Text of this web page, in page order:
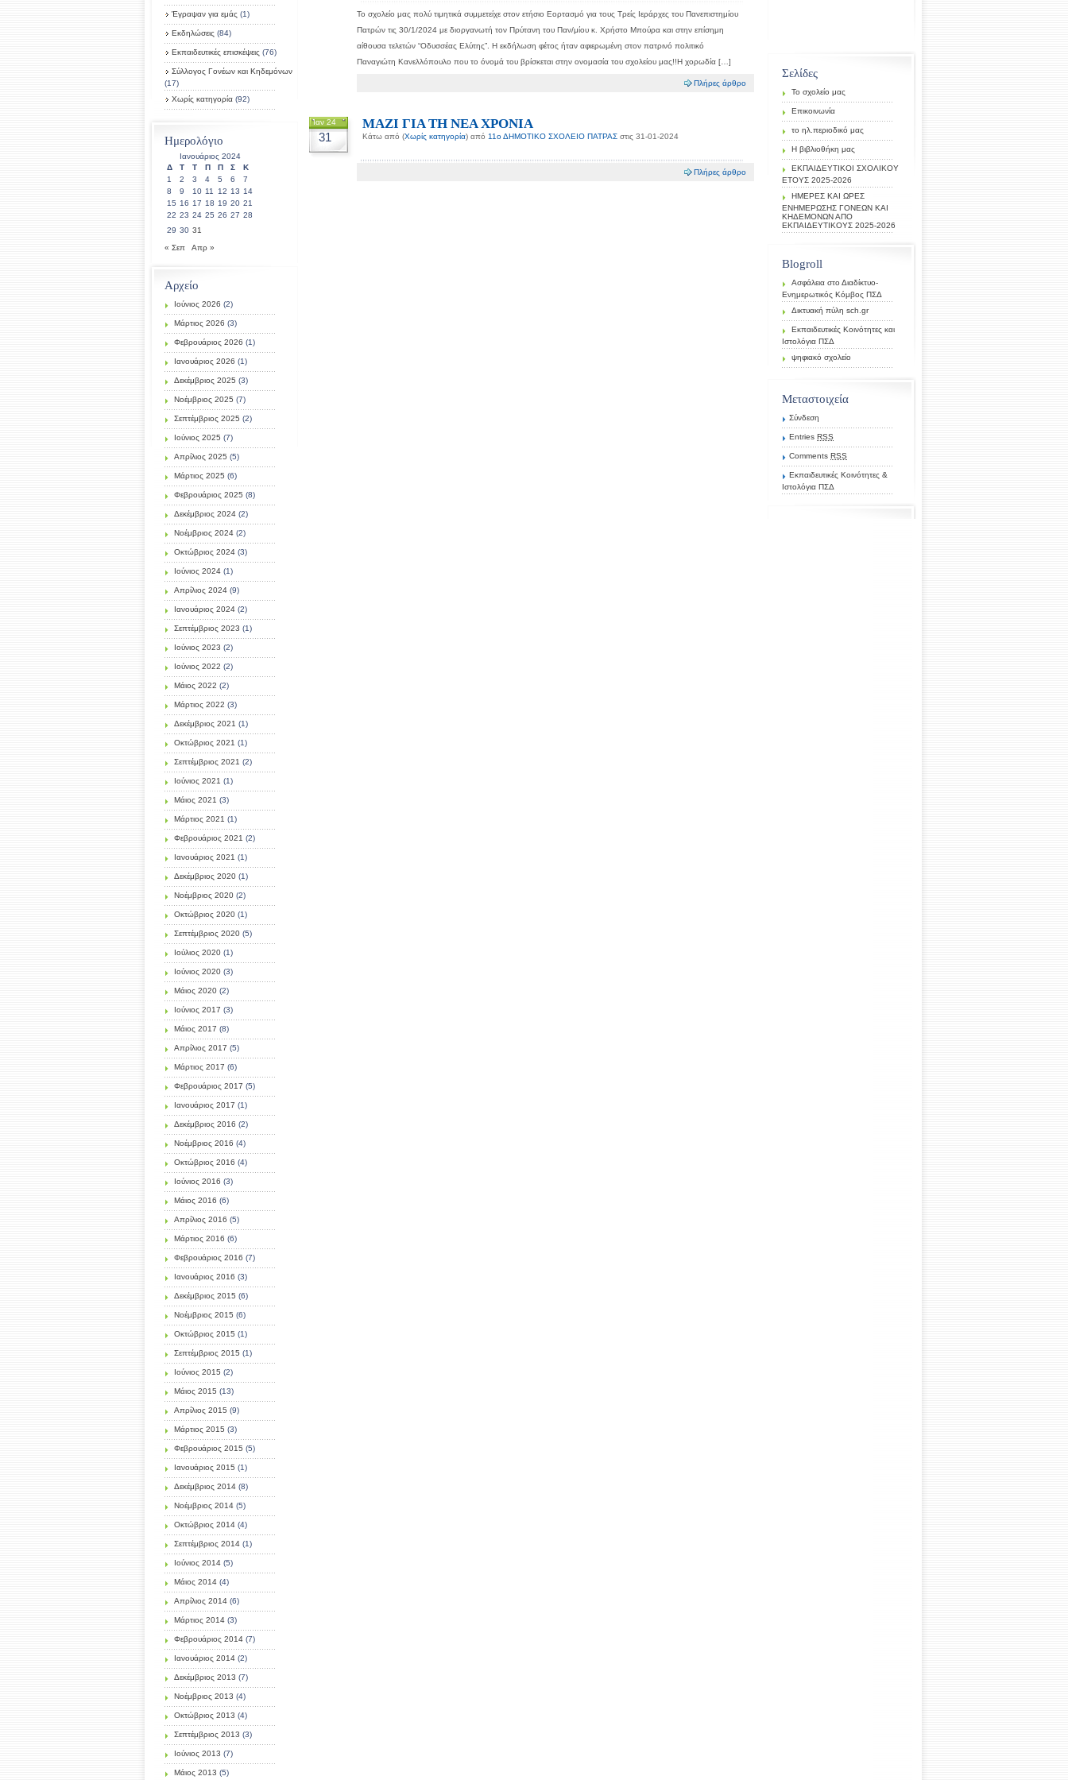
Έγραψαν για εμάς (1)
Εκδηλώσεις (84)
Εκπαιδευτικές επισκέψεις (76)
Σύλλογος Γονέων και Κηδεμόνων
(17)
Χωρίς κατηγορία (92)
Ημερολόγιο
Ιανουάριος 2024
Δ
Τ Τ Π Π Σ
Κ
1
2 3 4 5 6
7
8
9 10 11 12 13 14
15 16 17 18 19 20 21
22 23 24 25 26 27 28
29 30 31
« Σεπ
Απρ »
Αρχείο
Ιούνιος 2026 (2)
Μάρτιος 2026 (3)
Φεβρουάριος 2026 (1)
Ιανουάριος 2026 (1)
Δεκέμβριος 2025 (3)
Νοέμβριος 2025 (7)
Σεπτέμβριος 2025 (2)
Ιούνιος 2025 (7)
Απρίλιος 2025 (5)
Μάρτιος 2025 (6)
Φεβρουάριος 2025 (8)
Δεκέμβριος 2024 (2)
Νοέμβριος 2024 (2)
Οκτώβριος 2024 (3)
Ιούνιος 2024 (1)
Απρίλιος 2024 (9)
Ιανουάριος 2024 (2)
Σεπτέμβριος 2023 (1)
Ιούνιος 2023 (2)
Ιούνιος 2022 (2)
Μάιος 2022 (2)
Μάρτιος 2022 (3)
Δεκέμβριος 2021 (1)
Οκτώβριος 2021 (1)
Σεπτέμβριος 2021 (2)
Ιούνιος 2021 (1)
Μάιος 2021 (3)
Μάρτιος 2021 (1)
Φεβρουάριος 2021 (2)
Ιανουάριος 2021 (1)
Δεκέμβριος 2020 (1)
Νοέμβριος 2020 (2)
Οκτώβριος 2020 (1)
Σεπτέμβριος 2020 (5)
Ιούλιος 2020 (1)
Ιούνιος 2020 (3)
Μάιος 2020 (2)
Ιούνιος 2017 (3)
Μάιος 2017 (8)
Απρίλιος 2017 (5)
Μάρτιος 2017 (6)
Φεβρουάριος 2017 (5)
Ιανουάριος 2017 (1)
Δεκέμβριος 2016 (2)
Νοέμβριος 2016 (4)
Οκτώβριος 2016 (4)
Ιούνιος 2016 (3)
Μάιος 2016 (6)
Απρίλιος 2016 (5)
Μάρτιος 2016 (6)
Φεβρουάριος 2016 (7)
Ιανουάριος 2016 (3)
Δεκέμβριος 2015 (6)
Νοέμβριος 2015 (6)
Οκτώβριος 2015 (1)
Σεπτέμβριος 2015 (1)
Ιούνιος 2015 (2)
Μάιος 2015 (13)
Απρίλιος 2015 (9)
Μάρτιος 2015 (3)
Φεβρουάριος 2015 (5)
Ιανουάριος 2015 (1)
Δεκέμβριος 2014 (8)
Νοέμβριος 2014 (5)
Οκτώβριος 2014 (4)
Σεπτέμβριος 2014 (1)
Ιούνιος 2014 (5)
Μάιος 2014 (4)
Απρίλιος 2014 (6)
Μάρτιος 2014 (3)
Φεβρουάριος 2014 (7)
Ιανουάριος 2014 (2)
Δεκέμβριος 2013 (7)
Νοέμβριος 2013 (4)
Οκτώβριος 2013 (4)
Σεπτέμβριος 2013 (3)
Ιούνιος 2013 (7)
Μάιος 2013 (5)
Το σχολείο μας πολύ τιμητικά συμμετείχε στον ετήσιο Εορτασμό για τους Τρείς Ιεράρχες του Πανεπιστημίου
Πατρών τις 30/1/2024 με διοργανωτή τον Πρύτανη του Παν/μίου κ. Χρήστο Μπούρα και στην επίσημη
αίθουσα τελετών “Οδυσσέας Ελύτης”. Η εκδήλωση φέτος ήταν αφιερωμένη στον πατρινό πολιτικό
Παναγιώτη Κανελλόπουλο που το όνομά του βρίσκεται στην ονομασία του σχολείου μας!!Η χορωδία […]
Πλήρες άρθρο
Ιαν 24
31
ΜΑΖΙ ΓΙΑ ΤΗ ΝΕΑ ΧΡΟΝΙΑ
Κάτω από (Χωρίς κατηγορία) από 11ο ΔΗΜΟΤΙΚΟ ΣΧΟΛΕΙΟ ΠΑΤΡΑΣ στις 31-01-2024
Πλήρες άρθρο
Σελίδες
Το σχολείο μας
Επικοινωνία
το ηλ.περιοδικό μας
Η βιβλιοθήκη μας
ΕΚΠΑΙΔΕΥΤΙΚΟΙ ΣΧΟΛΙΚΟΥ
ΕΤΟΥΣ 2025-2026
ΗΜΕΡΕΣ ΚΑΙ ΩΡΕΣ
ΕΝΗΜΕΡΩΣΗΣ ΓΟΝΕΩΝ ΚΑΙ
ΚΗΔΕΜΟΝΩΝ ΑΠΟ
ΕΚΠΑΙΔΕΥΤΙΚΟΥΣ 2025-2026
Blogroll
Ασφάλεια στο Διαδίκτυο-
Ενημερωτικός Κόμβος ΠΣΔ
Δικτυακή πύλη sch.gr
Εκπαιδευτικές Κοινότητες και
Ιστολόγια ΠΣΔ
ψηφιακό σχολείο
Μεταστοιχεία
Σύνδεση
Entries RSS
Comments RSS
Εκπαιδευτικές Κοινότητες &
Ιστολόγια ΠΣΔ